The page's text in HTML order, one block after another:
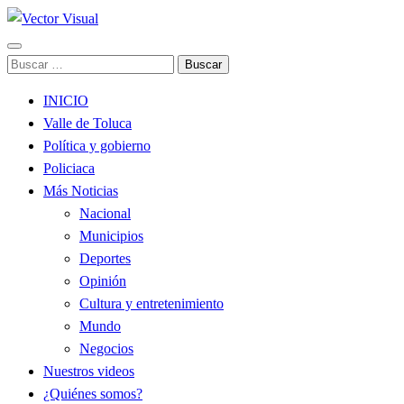
Vector Visual
Noticias y Producción Audiovisual
Buscar:
INICIO
Valle de Toluca
Política y gobierno
Policiaca
Más Noticias
Nacional
Municipios
Deportes
Opinión
Cultura y entretenimiento
Mundo
Negocios
Nuestros videos
¿Quiénes somos?